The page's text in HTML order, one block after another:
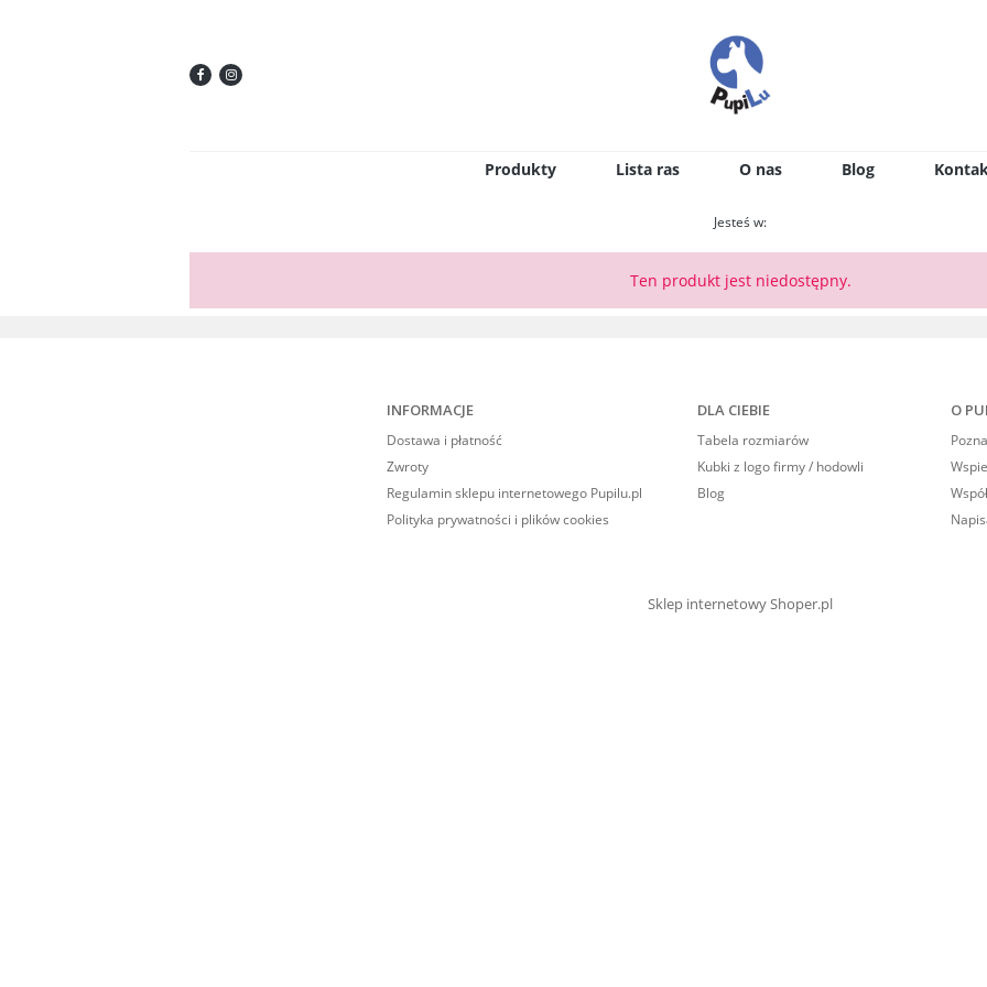
Produkty Lista ras O nas Blog
Jesteś w:
Ten produkt jest niedostępny.
INFORMACJE
Dostawa i płatność
Zwroty
Regulamin sklepu internetowego Pupilu.pl
Polityka prywatności i plików cookies
DLA CIEBIE
Tabela rozmiarów
Kubki z logo firmy / hodowli
Blog
O
Sklep internetowy Shoper.pl